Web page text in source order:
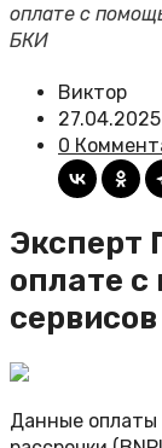
оплате с
БКИ
Виктор
27.04.2025
0
Эксперт
оплате
Данные оплаты